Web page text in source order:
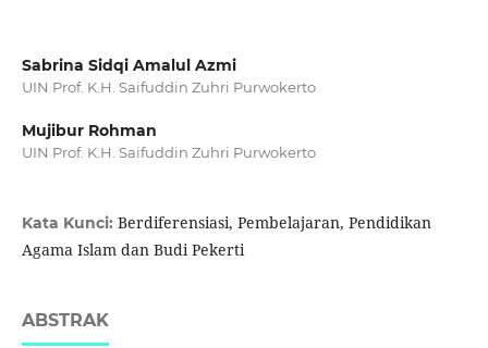
Sabrina Sidqi Amalul Azmi
UIN Prof. K.H. Saifuddin Zuhri Purwokerto
Mujibur Rohman
UIN Prof. K.H. Saifuddin Zuhri Purwokerto
Kata Kunci: Berdiferensiasi, Pembelajaran, Pendidikan
Agama Islam dan Budi Pekerti
ABSTRAK